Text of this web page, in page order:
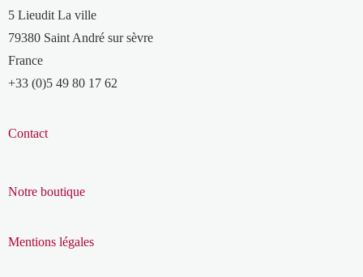
5 Lieudit La ville
79380 Saint André sur sèvre
France
+33 (0)5 49 80 17 62
Contact
Notre boutique
Mentions légales